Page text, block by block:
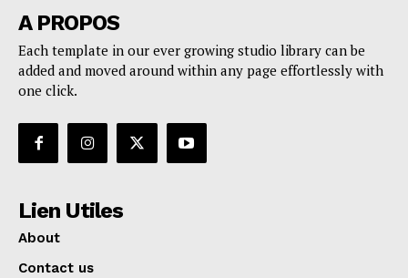
A PROPOS
Each template in our ever growing studio library can be
added and moved around within any page effortlessly with
one click.
Lien Utiles
About
Contact us